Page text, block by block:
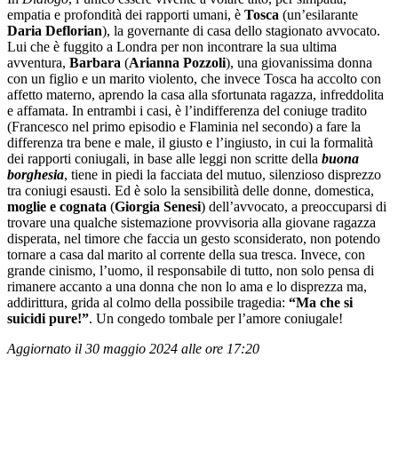
empatia e profondità dei rapporti umani, è Tosca (un’esilarante
Daria Deflorian), la governante di casa dello stagionato avvocato.
Lui che è fuggito a Londra per non incontrare la sua ultima
avventura, Barbara (Arianna Pozzoli), una giovanissima donna
con un figlio e un marito violento, che invece Tosca ha accolto con
affetto materno, aprendo la casa alla sfortunata ragazza, infreddolita
e affamata. In entrambi i casi, è l’indifferenza del coniuge tradito
(Francesco nel primo episodio e Flaminia nel secondo) a fare la
differenza tra bene e male, il giusto e l’ingiusto, in cui la formalità
dei rapporti coniugali, in base alle leggi non scritte della buona
borghesia, tiene in piedi la facciata del mutuo, silenzioso disprezzo
tra coniugi esausti. Ed è solo la sensibilità delle donne, domestica,
moglie e cognata (Giorgia Senesi) dell’avvocato, a preoccuparsi di
trovare una qualche sistemazione provvisoria alla giovane ragazza
disperata, nel timore che faccia un gesto sconsiderato, non potendo
tornare a casa dal marito al corrente della sua tresca. Invece, con
grande cinismo, l’uomo, il responsabile di tutto, non solo pensa di
rimanere accanto a una donna che non lo ama e lo disprezza ma,
addirittura, grida al colmo della possibile tragedia: “Ma che si
suicidi pure!”. Un congedo tombale per l’amore coniugale!
Aggiornato il 30 maggio 2024 alle ore 17:20